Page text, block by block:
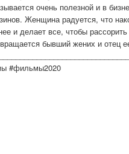
очень полезной и в
Женщина радуется, что
и делает все, чтобы
бывший жених и отец
#фильмы2020